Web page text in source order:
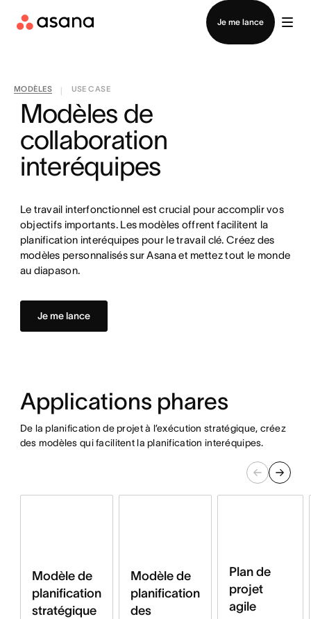
Je me lance
Contacter le service commercial
MODÈLES USE CASE
Modèles de
collaboration
interéquipes
Le travail interfonctionnel est crucial pour accomplir vos
objectifs importants. Les modèles offrent facilitent la
planification interéquipes pour le travail clé. Créez des
modèles personnalisés sur Asana et mettez tout le monde
au diapason.
Je me lance
Applications phares
De la planification de projet à l’exécution stratégique, créez
des modèles qui facilitent la planification interéquipes.
Modèle de
planification
stratégique
Modèle de
planification
des
Plan de
projet
agile